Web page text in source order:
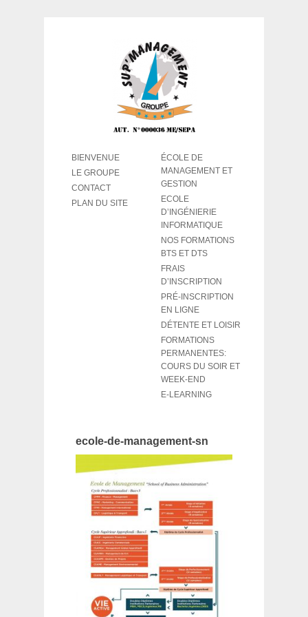
ÉCOLE DE
MANAGEMENT ET
GESTION
ECOLE
D’INGÉNIERIE
INFORMATIQUE
NOS FORMATIONS
BTS ET DTS
FRAIS
D’INSCRIPTION
PRÉ-INSCRIPTION
EN LIGNE
DÉTENTE ET LOISIR
FORMATIONS
PERMANENTES:
COURS DU SOIR ET
WEEK-END
E-LEARNING
BIENVENUE
LE GROUPE
CONTACT
PLAN DU SITE
ecole-de-management-sn